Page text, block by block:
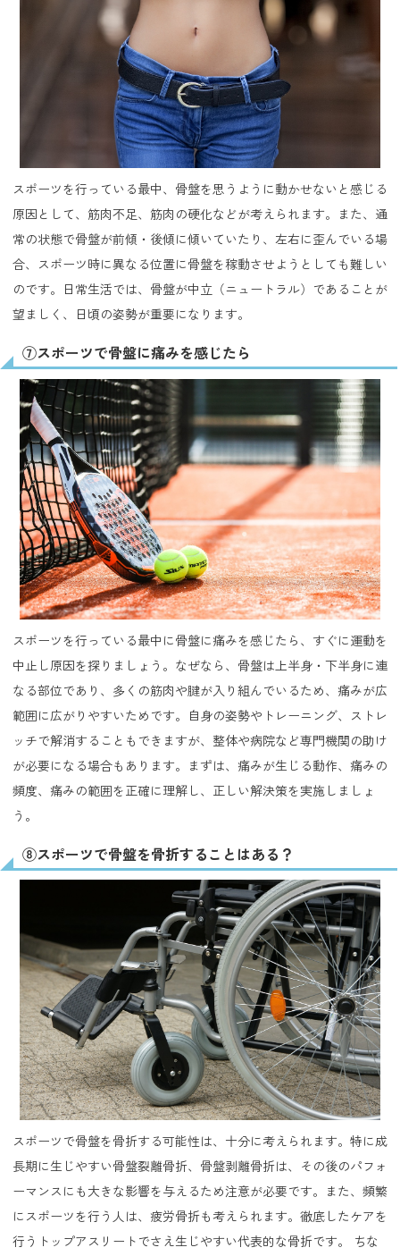
スポーツを行っている最中、骨盤を思うように動かせないと感じる
原因として、筋肉不足、筋肉の硬化などが考えられます。また、通
常の状態で骨盤が前傾・後傾に傾いていたり、左右に歪んでいる場
合、スポーツ時に異なる位置に骨盤を稼動させようとしても難しい
のです。日常生活では、骨盤が中立（ニュートラル）であることが
望ましく、日頃の姿勢が重要になります。
⑦スポーツで骨盤に痛みを感じたら
スポーツを行っている最中に骨盤に痛みを感じたら、すぐに運動を
中止し原因を探りましょう。なぜなら、骨盤は上半身・下半身に連
なる部位であり、多くの筋肉や腱が入り組んでいるため、痛みが広
範囲に広がりやすいためです。自身の姿勢やトレーニング、ストレ
ッチで解消することもできますが、整体や病院など専門機関の助け
が必要になる場合もあります。まずは、痛みが生じる動作、痛みの
頻度、痛みの範囲を正確に理解し、正しい解決策を実施しましょ
う。
⑧スポーツで骨盤を骨折することはある？
スポーツで骨盤を骨折する可能性は、十分に考えられます。特に成
長期に生じやすい骨盤裂離骨折、骨盤剥離骨折は、その後のパフォ
ーマンスにも大きな影響を与えるため注意が必要です。また、頻繁
にスポーツを行う人は、疲労骨折も考えられます。徹底したケアを
行うトップアスリートでさえ生じやすい代表的な骨折です。 ちな